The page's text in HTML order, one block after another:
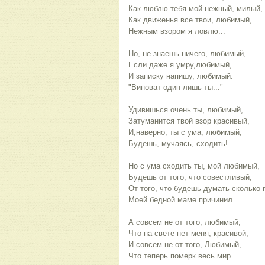
Как люблю тебя мой нежный, милый,
Как движенья все твои, любимый,
Нежным взором я ловлю...
Но, не знаешь ничего, любимый,
Если даже я умру,любимый,
И записку напишу, любимый:
"Виноват один лишь ты..."
Удивишься очень ты, любимый,
Затуманится твой взор красивый,
И,наверно, ты с ума, любимый,
Будешь, мучаясь, сходить!
Но с ума сходить ты, мой любимый,
Будешь от того, что совестливый,
От того, что будешь думать сколько
Моей бедной маме причинил...
А совсем не от того, любимый,
Что на свете нет меня, красивой,
И совсем не от того, Любимый,
Что теперь померк весь мир...